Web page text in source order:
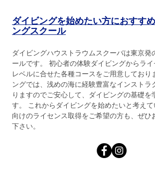
ダイビングを始めたい方におすす
ングスクール
ダイビングハウストラウムスクーバは東京発
ールです。 初心者の体験ダイビングからライ
レベルに合せた各種コースをご用意しており
ングでは、浅めの海に経験豊富なインストラ
りますのでご安心して、ダイビングの基礎を
す。 これからダイビングを始めたいと考え
向けのライセンス取得をご希望の方も、ぜひ
下さい。